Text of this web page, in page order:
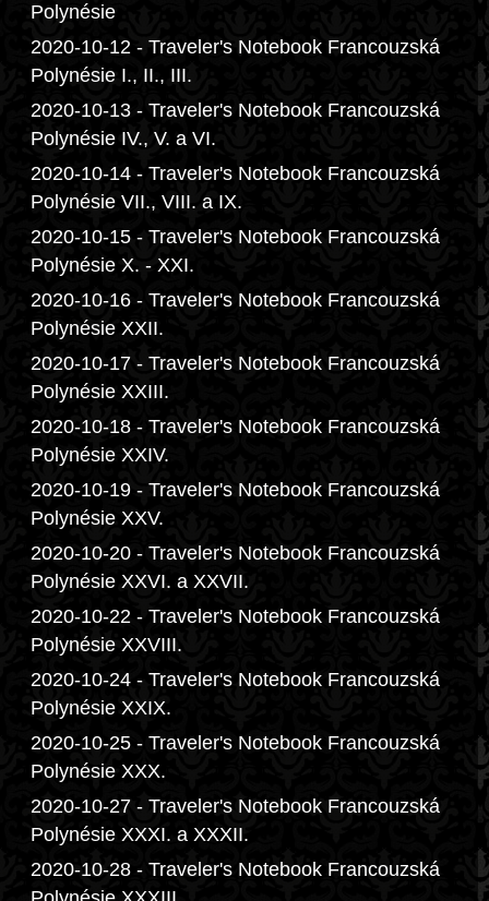
Polynésie
2020-10-12 - Traveler's Notebook Francouzská
Polynésie I., II., III.
2020-10-13 - Traveler's Notebook Francouzská
Polynésie IV., V. a VI.
2020-10-14 - Traveler's Notebook Francouzská
Polynésie VII., VIII. a IX.
2020-10-15 - Traveler's Notebook Francouzská
Polynésie X. - XXI.
2020-10-16 - Traveler's Notebook Francouzská
Polynésie XXII.
2020-10-17 - Traveler's Notebook Francouzská
Polynésie XXIII.
2020-10-18 - Traveler's Notebook Francouzská
Polynésie XXIV.
2020-10-19 - Traveler's Notebook Francouzská
Polynésie XXV.
2020-10-20 - Traveler's Notebook Francouzská
Polynésie XXVI. a XXVII.
2020-10-22 - Traveler's Notebook Francouzská
Polynésie XXVIII.
2020-10-24 - Traveler's Notebook Francouzská
Polynésie XXIX.
2020-10-25 - Traveler's Notebook Francouzská
Polynésie XXX.
2020-10-27 - Traveler's Notebook Francouzská
Polynésie XXXI. a XXXII.
2020-10-28 - Traveler's Notebook Francouzská